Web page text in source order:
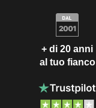
+ di 20 anni
al tuo fianco